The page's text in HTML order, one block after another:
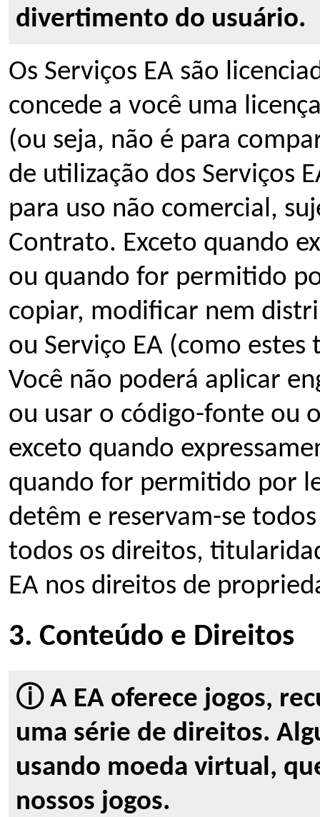
divertimento do usuário.
Os Serviços EA são
concede a você uma
(ou seja, não é para
de utilização dos Serviços
para uso não comercial,
Contrato. Exceto quando
ou quando for permitido
copiar, modificar nem
ou Serviço EA (como
Você não poderá aplicar
ou usar o código-fonte ou
exceto quando
quando for permitido por
detêm e reservam-se
todos os direitos,
EA nos direitos de
3. Conteúdo e Direitos
ⓘ A EA oferece jogos,
uma série de direitos.
usando moeda virtual,
nossos jogos.